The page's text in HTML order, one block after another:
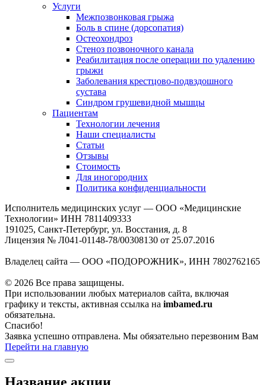
Услуги
Межпозвонковая грыжа
Боль в спине (дорсопатия)
Остеохондроз
Стеноз позвоночного канала
Реабилитация после операции по удалению
грыжи
Заболевания крест­цово-подвздошного
сустава
Синдром грушевидной мышцы
Пациентам
Технологии лечения
Наши специалисты
Статьи
Отзывы
Стоимость
Для иногородних
Политика конфиденциальности
Исполнитель медицинских услуг — ООО «Медицинские
Технологии» ИНН 7811409333
191025, Санкт-Петербург, ул. Восстания, д. 8
Лицензия № Л041-01148-78/00308130 от 25.07.2016
Владелец сайта — ООО «ПОДОРОЖНИК», ИНН 7802762165
© 2026 Все права защищены.
При использовании любых материалов сайта, включая
графику и тексты, активная ссылка на imbamed.ru
обязательна.
Спасибо!
Заявка успешно отправлена. Мы обязательно перезвоним Вам
Перейти на главную